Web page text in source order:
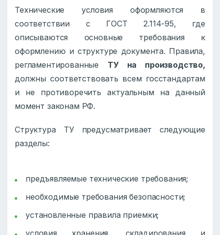
Технические условия оформляются в
соответствии с ГОСТ 2.114-95, где
описываются основные требования к
оформлению и структуре документа. Правила,
регламентированные ТУ на производство,
должны соответствовать всем госстандартам
и не противоречить актуальным на данный
момент законам РФ.
Структура ТУ предусматривает следующие
разделы:
предъявляемые технические требования;
необходимые требования безопасности;
установленные правила приемки;
условия хранения, складирования и